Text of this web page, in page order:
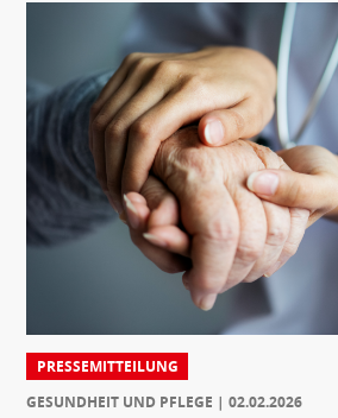
PRESSEMITTEILUNG
GESUNDHEIT UND PFLEGE
02.02.2026